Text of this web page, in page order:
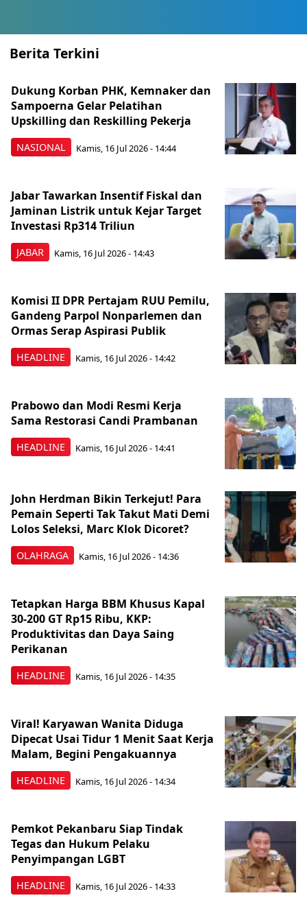
Berita Terkini
NASIONAL
Dukung Korban PHK, Kemnaker dan
Sampoerna Gelar Pelatihan
Upskilling dan Reskilling Pekerja
Kamis, 16 Jul 2026 - 14:44
JABAR
Jabar Tawarkan Insentif Fiskal dan
Jaminan Listrik untuk Kejar Target
Investasi Rp314 Triliun
Kamis, 16 Jul 2026 - 14:43
HEADLINE
Komisi II DPR Pertajam RUU Pemilu,
Gandeng Parpol Nonparlemen dan
Ormas Serap Aspirasi Publik
Kamis, 16 Jul 2026 - 14:42
HEADLINE
Prabowo dan Modi Resmi Kerja
Sama Restorasi Candi Prambanan
Kamis, 16 Jul 2026 - 14:41
OLAHRAGA
John Herdman Bikin Terkejut! Para
Pemain Seperti Tak Takut Mati Demi
Lolos Seleksi, Marc Klok Dicoret?
Kamis, 16 Jul 2026 - 14:36
HEADLINE
Tetapkan Harga BBM Khusus Kapal
30-200 GT Rp15 Ribu, KKP:
Produktivitas dan Daya Saing
Perikanan
Kamis, 16 Jul 2026 - 14:35
HEADLINE
Viral! Karyawan Wanita Diduga
Dipecat Usai Tidur 1 Menit Saat Kerja
Malam, Begini Pengakuannya
Kamis, 16 Jul 2026 - 14:34
HEADLINE
Pemkot Pekanbaru Siap Tindak
Tegas dan Hukum Pelaku
Penyimpangan LGBT
Kamis, 16 Jul 2026 - 14:33